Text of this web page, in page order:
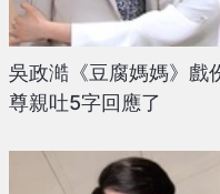
吳政澔《豆腐媽媽》戲
尊親吐5字回應了